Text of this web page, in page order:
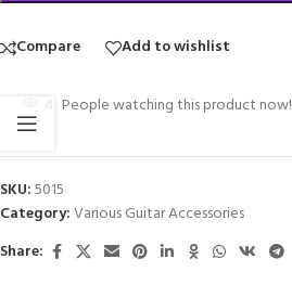
Compare Add to wishlist
People watching this product now!
SKU:5015
Category:Various Guitar Accessories
Share: